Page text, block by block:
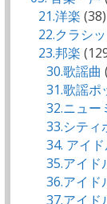
21.洋楽 (38)
22.クラシ
23.邦楽
30.歌謡曲
31.歌謡ポ
32.ニュー
33.シティ
34. アイ
35.アイド
36.アイド
37.アイド